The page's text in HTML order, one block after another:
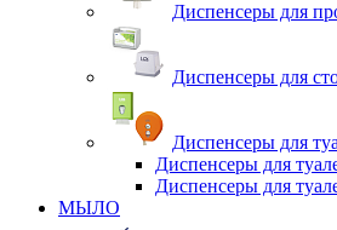
Диспенсеры для
Диспенсеры для
Диспенсеры для
Диспенсеры для
Диспенсеры для
МЫЛО